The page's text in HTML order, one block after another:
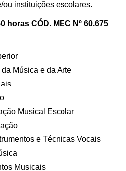
instituições escolares.
horas CÓD. MEC Nº 60.675
Música e da Arte
Musical Escolar
e Técnicas Vocais
Musicais